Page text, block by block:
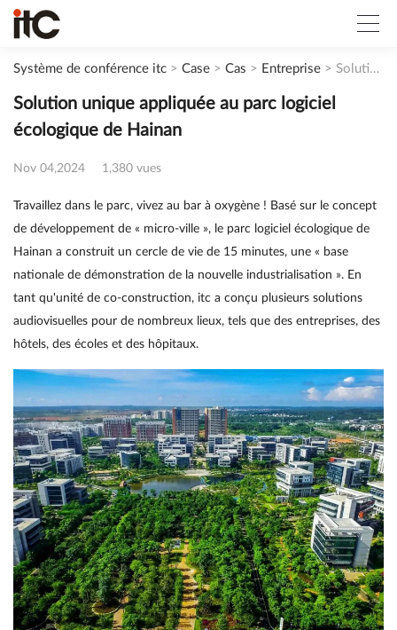
Système de conférence itc > Case > Cas > Entreprise > Solution unique appliquée au parc logiciel écologique de Hainan
Solution unique appliquée au parc logiciel
écologique de Hainan
Nov 04,2024 1,380 vues
Travaillez dans le parc, vivez au bar à oxygène ! Basé sur le concept
de développement de « micro-ville », le parc logiciel écologique de
Hainan a construit un cercle de vie de 15 minutes, une « base
nationale de démonstration de la nouvelle industrialisation ». En
tant qu'unité de co-construction, itc a conçu plusieurs solutions
audiovisuelles pour de nombreux lieux, tels que des entreprises, des
hôtels, des écoles et des hôpitaux.